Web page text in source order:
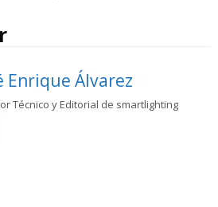
Enrique Álvarez
Técnico y Editorial de smartlighting